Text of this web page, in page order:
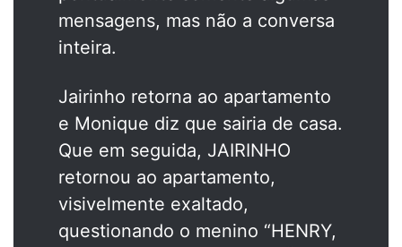
mensagens, mas não a conversa
inteira.
Jairinho retorna ao apartamento
e Monique diz que sairia de casa.
Que em seguida, JAIRINHO
retornou ao apartamento,
visivelmente exaltado,
questionando o menino “HENRY,